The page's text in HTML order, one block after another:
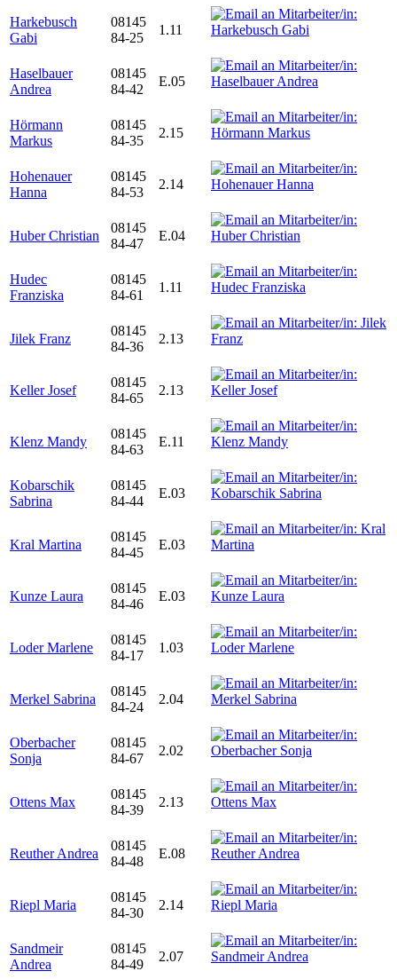
Harkebusch
Gabi
08145
84-25
1.11
Haselbauer
Andrea
08145
84-42
E.05
Hörmann
Markus
08145
84-35
2.15
Hohenauer
Hanna
08145
84-53
2.14
Huber Christian
08145
84-47
E.04
Hudec
Franziska
08145
84-61
1.11
Jilek Franz
08145
84-36
2.13
Keller Josef
08145
84-65
2.13
Klenz Mandy
08145
84-63
E.11
Kobarschik
Sabrina
08145
84-44
E.03
Kral Martina
08145
84-45
E.03
Kunze Laura
08145
84-46
E.03
Loder Marlene
08145
84-17
1.03
Merkel Sabrina
08145
84-24
2.04
Oberbacher
Sonja
08145
84-67
2.02
Ottens Max
08145
84-39
2.13
Reuther Andrea
08145
84-48
E.08
Riepl Maria
08145
84-30
2.14
Sandmeir
Andrea
08145
84-49
2.07